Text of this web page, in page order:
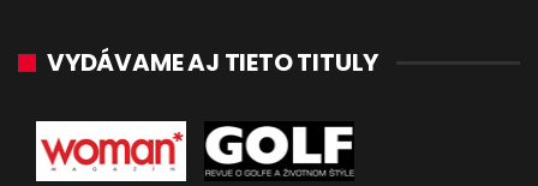
VYDÁVAME AJ TIETO TITULY